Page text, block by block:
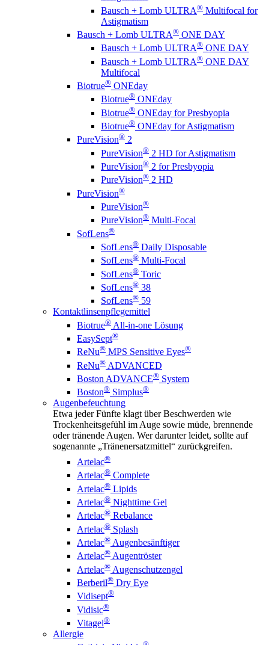
Bausch + Lomb ULTRA® Multifocal for
Astigmatism
Bausch + Lomb ULTRA® ONE DAY
Bausch + Lomb ULTRA® ONE DAY
Bausch + Lomb ULTRA® ONE DAY
Multifocal
Biotrue® ONEday
Biotrue® ONEday
Biotrue® ONEday for Presbyopia
Biotrue® ONEday for Astigmatism
PureVision® 2
PureVision® 2 HD for Astigmatism
PureVision® 2 for Presbyopia
PureVision® 2 HD
PureVision®
PureVision®
PureVision® Multi-Focal
SofLens®
SofLens® Daily Disposable
SofLens® Multi-Focal
SofLens® Toric
SofLens® 38
SofLens® 59
Kontaktlinsenpflegemittel
Biotrue® All-in-one Lösung
EasySept®
ReNu® MPS Sensitive Eyes®
ReNu® ADVANCED
Boston ADVANCE® System
Boston® Simplus®
Augenbefeuchtung
Etwa jeder Fünfte klagt über Beschwerden wie
Trockenheitsgefühl im Auge sowie müde, brennende
oder tränende Augen. Wer darunter leidet, sollte auf
sogenannte „Tränenersatzmittel“ zurückgreifen.
Artelac®
Artelac® Complete
Artelac® Lipids
Artelac® Nighttime Gel
Artelac® Rebalance
Artelac® Splash
Artelac® Augenbesänftiger
Artelac® Augentröster
Artelac® Augenschutzengel
Berberil® Dry Eye
Vidisept®
Vidisic®
Vitagel®
Allergie